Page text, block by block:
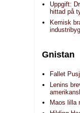
Uppgift:
hittad på
Kemisk
Gnistan
Fallet
Lenins
Maos lilla